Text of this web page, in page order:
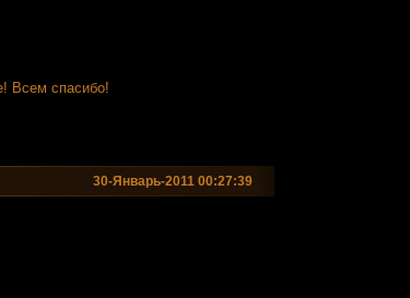
Всем спасибо!
30-Январь-2011 00:27:39